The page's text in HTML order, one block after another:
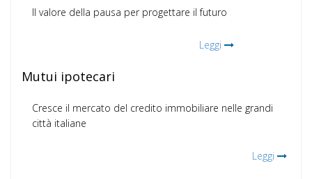
Il valore della pausa per progettare il futuro
Leggi
Mutui ipotecari
Cresce il mercato del credito immobiliare nelle grandi
città italiane
Leggi